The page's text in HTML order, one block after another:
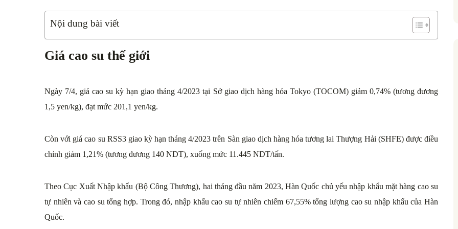
Nội dung bài viết
Giá cao su thế giới
Ngày 7/4, giá cao su kỳ hạn giao tháng 4/2023 tại Sở giao dịch hàng hóa Tokyo (TOCOM) giảm 0,74% (tương đương
1,5 yen/kg), đạt mức 201,1 yen/kg.
Còn với giá cao su RSS3 giao kỳ hạn tháng 4/2023 trên Sàn giao dịch hàng hóa tương lai Thượng Hải (SHFE) được điều
chỉnh giảm 1,21% (tương đương 140 NDT), xuống mức 11.445 NDT/tấn.
Theo Cục Xuất Nhập khẩu (Bộ Công Thương), hai tháng đầu năm 2023, Hàn Quốc chủ yếu nhập khẩu mặt hàng cao su
tự nhiên và cao su tổng hợp. Trong đó, nhập khẩu cao su tự nhiên chiếm 67,55% tổng lượng cao su nhập khẩu của Hàn
Quốc.